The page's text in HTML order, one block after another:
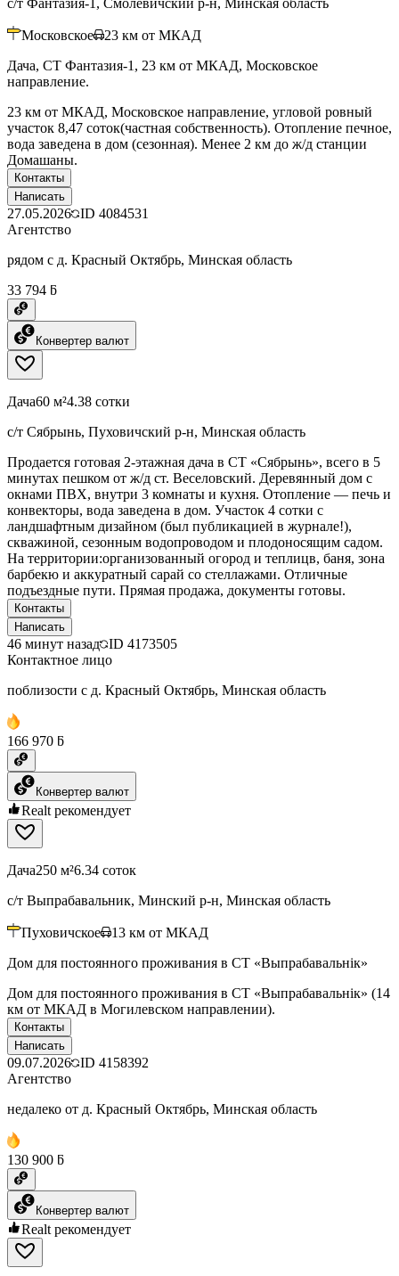
Московское 23 км от МКАД
Дача, СТ Фантазия-1, 23 км от МКАД, Московское
направление.
23 км от МКАД, Московское направление, угловой ровный
участок 8,47 соток(частная собственность). Отопление печное,
вода заведена в дом (сезонная). Менее 2 км до ж/д станции
Домашаны.
Контакты
Написать
27.05.2026 ID 4084531
Агентство
рядом с д. Красный Октябрь, Минская область
33 794 ƃ
Конвертер валют
Дача60 м²4.38 сотки
с/т Сябрынь, Пуховичский р-н, Минская область
Продается готовая 2-этажная дача в СТ «Сябрынь», всего в 5
минутах пешком от ж/д ст. Веселовский. Деревянный дом с
окнами ПВХ, внутри 3 комнаты и кухня. Отопление — печь и
конвекторы, вода заведена в дом. Участок 4 сотки с
ландшафтным дизайном (был публикацией в журнале!),
скважиной, сезонным водопроводом и плодоносящим садом.
На территории:организованный огород и теплицв, баня, зона
барбекю и аккуратный сарай со стеллажами. Отличные
подъездные пути. Прямая продажа, документы готовы.
Контакты
Написать
46 минут назад ID 4173505
Контактное лицо
поблизости с д. Красный Октябрь, Минская область
166 970 ƃ
Конвертер валют
Realt рекомендует
Дача250 м²6.34 соток
с/т Выпрабавальник, Минский р-н, Минская область
Пуховичское 13 км от МКАД
Дом для постоянного проживания в СТ «Выпрабавальнiк»
Дом для постоянного проживания в СТ «Выпрабавальнiк» (14
км от МКАД в Могилевском направлении).
Контакты
Написать
09.07.2026 ID 4158392
Агентство
недалеко от д. Красный Октябрь, Минская область
130 900 ƃ
Конвертер валют
Realt рекомендует